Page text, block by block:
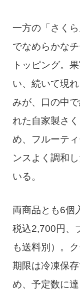
一方の「さく
でなめらかな
トッピング。
い、続いて現
みが、口の中
れた自家製さ
め、フルーテ
ンスよく調和
いる。
両商品とも6個
税込2,700円、
も送料別）。
期限は冷凍保
め、予定数に